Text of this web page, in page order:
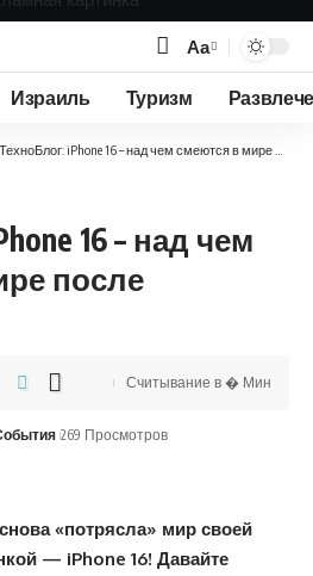
Изменение
размера
Аа
Израиль Туризм
ТехноБлог: iPhone 16 – над чем смеются в мире после презентации
16 – над чем
после
269 Просмотров
Считывание в � Мин
«потрясла» мир своей
— iPhone 16! Давайте